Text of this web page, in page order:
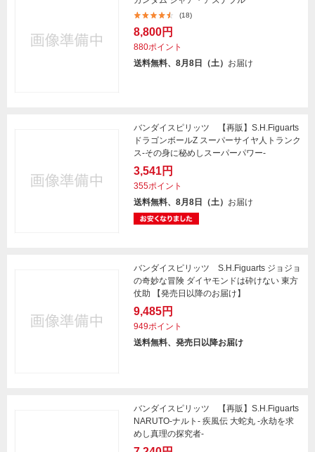
(18)
8,800円
880ポイント
送料無料、8月8日（土） お届け
バンダイスピリッツ 【再販】S.H.Figuarts
ドラゴンボールZ スーパーサイヤ人トランク
ス-その身に秘めしスーパーパワー-
3,541円
355ポイント
送料無料、8月8日（土） お届け
バンダイスピリッツ S.H.Figuarts ジョジョ
の奇妙な冒険 ダイヤモンドは砕けない 東方
仗助 【発売日以降のお届け】
9,485円
949ポイント
送料無料、発売日以降お届け
バンダイスピリッツ 【再販】S.H.Figuarts
NARUTO-ナルト- 疾風伝 大蛇丸 -永劫を求
めし真理の探究者-